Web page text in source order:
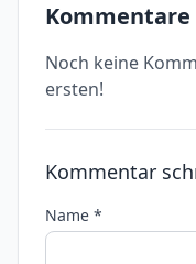
Kommentare
Noch keine
ersten!
Kommentar
Name *